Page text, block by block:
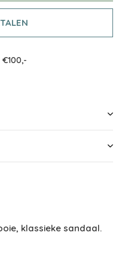
klassieke sandaal.